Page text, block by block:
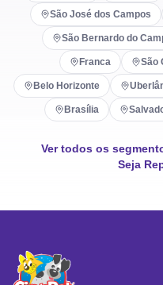
São José dos Campos
São Bernardo do
Franca São
Belo Horizonte
Brasília
Ver todos os
Seja